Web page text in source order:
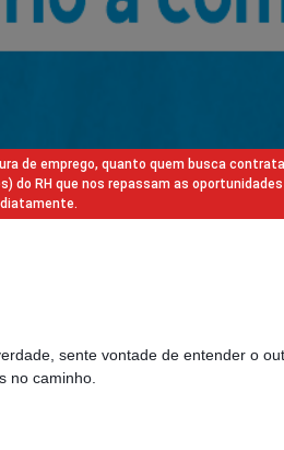
de emprego, quanto quem busca
RH que nos repassam as
sente vontade de entender o
no caminho.